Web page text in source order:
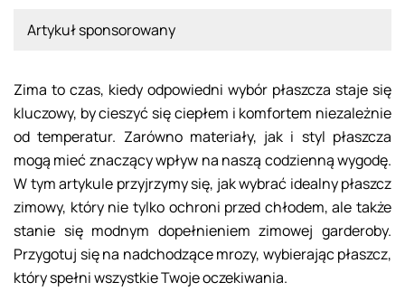
Artykuł sponsorowany
Zima to czas, kiedy odpowiedni wybór płaszcza staje się
kluczowy, by cieszyć się ciepłem i komfortem niezależnie
od temperatur. Zarówno materiały, jak i styl płaszcza
mogą mieć znaczący wpływ na naszą codzienną wygodę.
W tym artykule przyjrzymy się, jak wybrać idealny płaszcz
zimowy, który nie tylko ochroni przed chłodem, ale także
stanie się modnym dopełnieniem zimowej garderoby.
Przygotuj się na nadchodzące mrozy, wybierając płaszcz,
który spełni wszystkie Twoje oczekiwania.